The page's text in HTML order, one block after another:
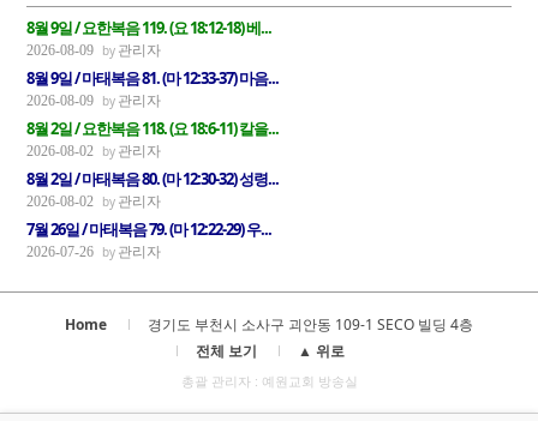
8월 9일 / 요한복음 119. (요 18:12-18) 베...
2026-08-09 관리자
8월 9일 / 마태복음 81. (마 12:33-37) 마음...
2026-08-09 관리자
8월 2일 / 요한복음 118. (요 18:6-11) 칼을...
2026-08-02 관리자
8월 2일 / 마태복음 80. (마 12:30-32) 성령...
2026-08-02 관리자
7월 26일 / 마태복음 79. (마 12:22-29) 우...
2026-07-26 관리자
Home
경기도 부천시 소사구 괴안동 109-1 SECO 빌딩 4층
전체 보기
▲ 위로
총괄 관리자 : 예원교회 방송실